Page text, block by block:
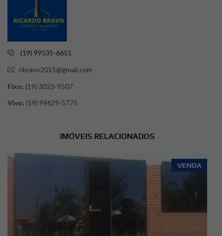
(19) 99535-6651
ribravo2015@gmail.com
Fixo: (19) 3023-9507
Vivo: (19) 99629-5775
IMÓVEIS RELACIONADOS
VENDA